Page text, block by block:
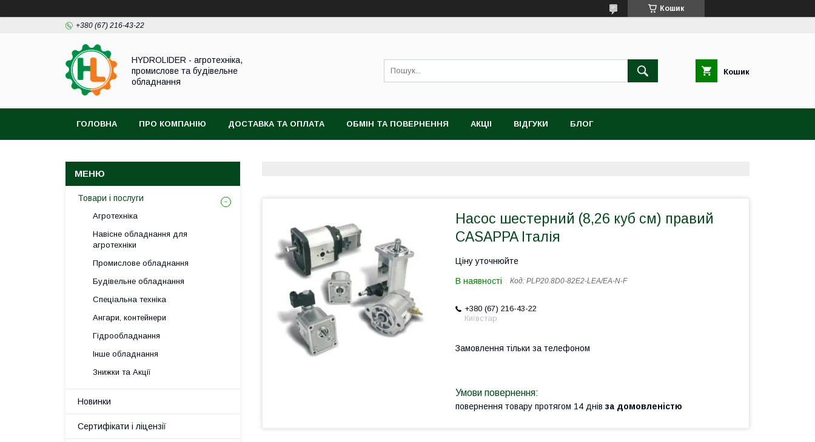
Кошик
+380 (67) 216-43-22
HYDROLIDER - агротехніка,
промислове та будівельне
обладнання
Кошик
ГОЛОВНА ПРО КОМПАНІЮ ДОСТАВКА ТА ОПЛАТА ОБМІН ТА ПОВЕРНЕННЯ АКЦІІ ВІДГУКИ БЛОГ
Насос шестерний (8,26 куб см) правий
CASAPPA Італія
Ціну уточнюйте
В наявності Код: PLP20.8D0-82E2-LEA/EA-N-F
+380 (67) 216-43-22
Київстар
Замовлення тільки за телефоном
повернення товару протягом 14 днів за домовленістю
Товари і послуги
Агротехніка
Навісне обладнання для
агротехніки
Промислове обладнання
Будівельне обладнання
Спеціальна техніка
Ангари, контейнери
Гідрообладнання
Інше обладнання
Знижки та Акції
Новинки
Сертифікати і ліцензії